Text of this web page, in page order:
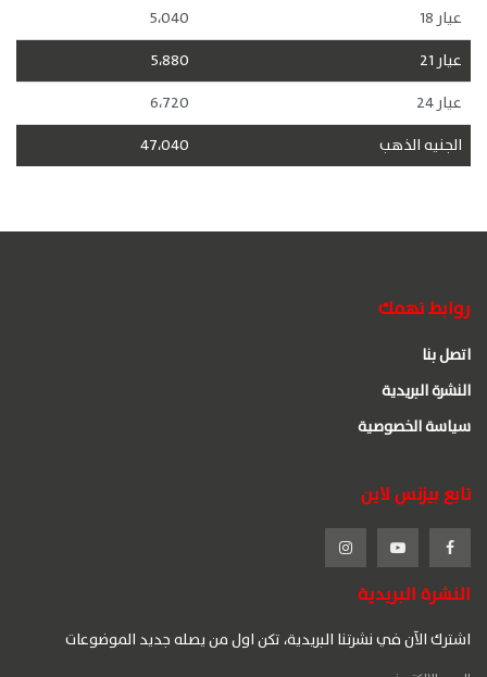
عيار 18
5،040
عيار 21
5،880
عيار 24
6،720
الجنيه الذهب
47،040
روابط تهمك
اتصل بنا
النشرة البريدية
سياسة الخصوصية
تابع بيزنس لاين
النشرة البريدية
اشترك الآن في نشرتنا البريدية، تكن اول من يصله جديد الموضوعات